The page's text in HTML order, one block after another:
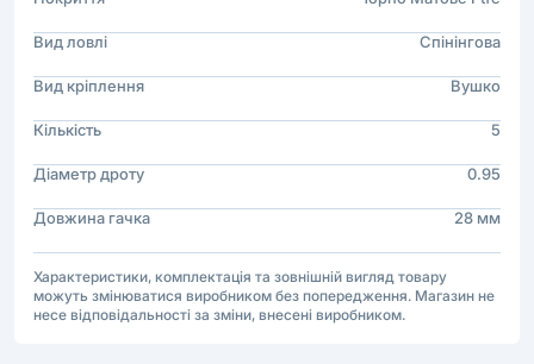
Вид ловлі Спінінгова
Вид кріплення Вушко
Кількість 5
Діаметр дроту 0.95
Довжина гачка 28 мм
Характеристики, комплектація та зовнішній вигляд товару
можуть змінюватися виробником без попередження. Магазин не
несе відповідальності за зміни, внесені виробником.